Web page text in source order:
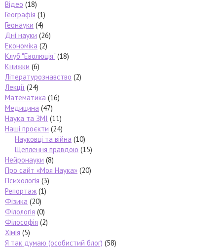
Відео (18)
Географія (1)
Геонауки (4)
Дні науки (26)
Економіка (2)
Клуб "Еволюція" (18)
Книжки (6)
Літературознавство (2)
Лекції (24)
Математика (16)
Медицина (47)
Наука та ЗМІ (11)
Наші проєкти (24)
Науковці та війна (10)
Щеплення правдою (15)
Нейронауки (8)
Про сайт «Моя Наука» (20)
Психологія (3)
Репортаж (1)
Фізика (20)
Філологія (0)
Філософія (2)
Хімія (5)
Я так думаю (особистий блог) (58)